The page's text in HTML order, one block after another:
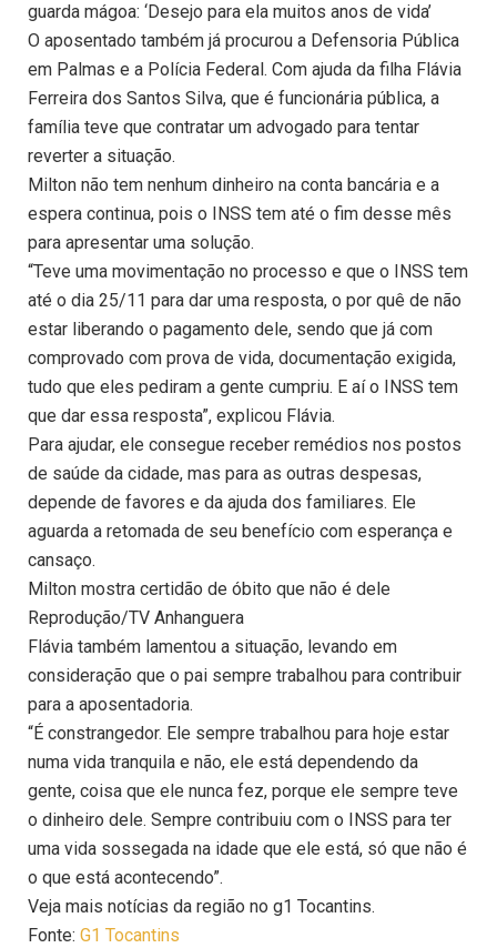
guarda mágoa: ‘Desejo para ela muitos anos de vida’
O aposentado também já procurou a Defensoria Pública
em Palmas e a Polícia Federal. Com ajuda da filha Flávia
Ferreira dos Santos Silva, que é funcionária pública, a
família teve que contratar um advogado para tentar
reverter a situação.
Milton não tem nenhum dinheiro na conta bancária e a
espera continua, pois o INSS tem até o fim desse mês
para apresentar uma solução.
“Teve uma movimentação no processo e que o INSS tem
até o dia 25/11 para dar uma resposta, o por quê de não
estar liberando o pagamento dele, sendo que já com
comprovado com prova de vida, documentação exigida,
tudo que eles pediram a gente cumpriu. E aí o INSS tem
que dar essa resposta”, explicou Flávia.
Para ajudar, ele consegue receber remédios nos postos
de saúde da cidade, mas para as outras despesas,
depende de favores e da ajuda dos familiares. Ele
aguarda a retomada de seu benefício com esperança e
cansaço.
Milton mostra certidão de óbito que não é dele
Reprodução/TV Anhanguera
Flávia também lamentou a situação, levando em
consideração que o pai sempre trabalhou para contribuir
para a aposentadoria.
“É constrangedor. Ele sempre trabalhou para hoje estar
numa vida tranquila e não, ele está dependendo da
gente, coisa que ele nunca fez, porque ele sempre teve
o dinheiro dele. Sempre contribuiu com o INSS para ter
uma vida sossegada na idade que ele está, só que não é
o que está acontecendo”.
Veja mais notícias da região no g1 Tocantins.
Fonte: G1 Tocantins